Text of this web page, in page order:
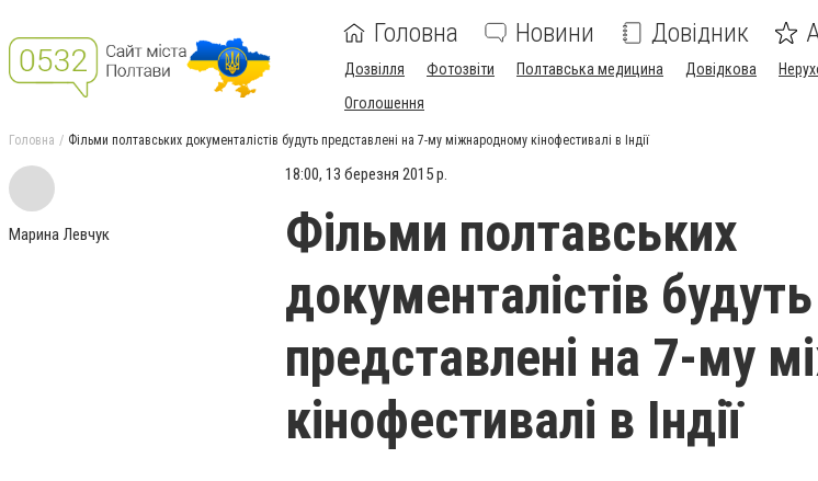
Головна Новини Довідник
Дозвілля Фотозвіти Полтавська медицина Довідкова
Оголошення
Головна Фільми полтавських документалістів будуть представлені на 7-му міжнародному кінофестивалі в Індії
Марина Левчук
18:00, 13 березня 2015 р.
Фільми полтавських
документалістів будуть
представлені на 7-му
кінофестивалі в Індії